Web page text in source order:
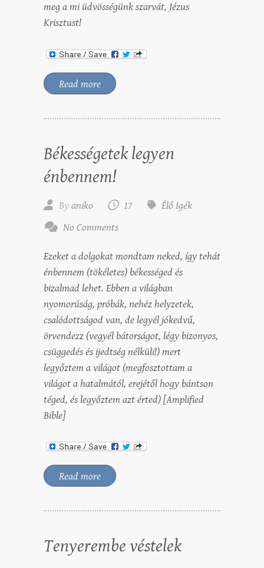
meg a mi üdvösségünk szarvát, Jézus
Krisztust!
Read more
Békességetek legyen
énbennem!
Byaniko 17
Élő Igék
No Comments
Ezeket a dolgokat mondtam neked, így tehát
énbennem (tökéletes) békességed és
bizalmad lehet. Ebben a világban
nyomorúság, próbák, nehéz helyzetek,
csalódottságod van, de legyél jókedvű,
örvendezz (vegyél bátorságot, légy bizonyos,
csüggedés és ijedtség nélküli!) mert
legyőztem a világot (megfosztottam a
világot a hatalmától, erejétől hogy bántson
téged, és legyőztem azt érted)[Amplified
Bible]
Read more
Tenyerembe véstelek